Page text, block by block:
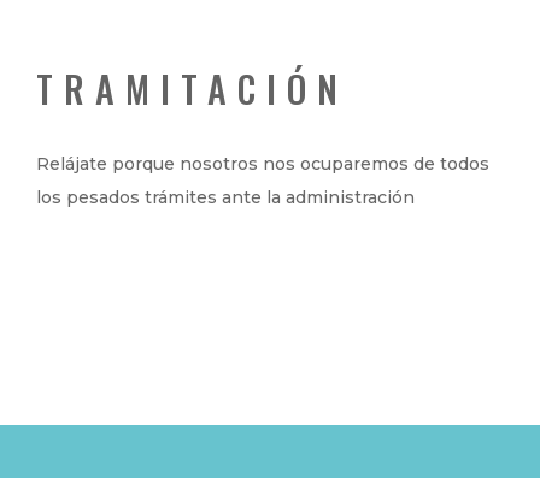
TRAMITACIÓN
Relájate porque nosotros nos ocuparemos de todos
los pesados trámites ante la administración